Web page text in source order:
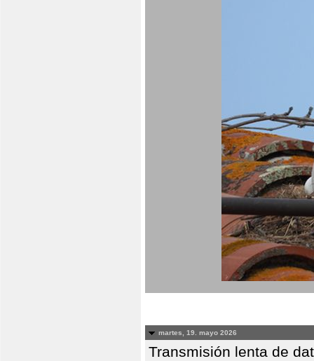
martes, 19. mayo 2026
Transmisión lenta de